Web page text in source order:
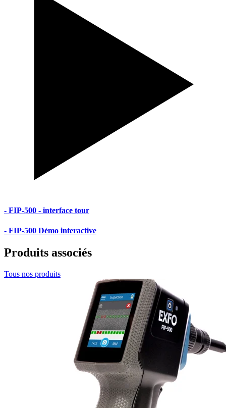
- FIP-500 - interface tour
- FIP-500 Démo interactive
Produits associés
Tous nos produits